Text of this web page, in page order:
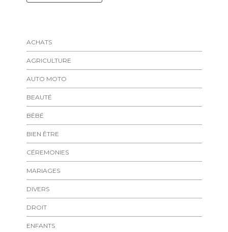
ACHATS
AGRICULTURE
AUTO MOTO
BEAUTÉ
BÉBÉ
BIEN ÊTRE
CÉREMONIES
MARIAGES
DIVERS
DROIT
ENFANTS